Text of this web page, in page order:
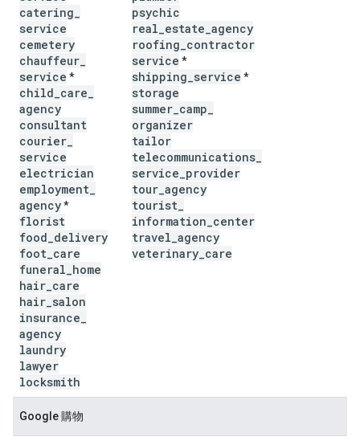
catering
service
cemetery
chauffeur
service *
child care
agency
consultant
courier
service
electrician
employment
agency*
florist
food delivery
foot care
funeral home
hair care
hair salon
insurance
agency
laundry
lawyer
locksmith
psychic
real estate agency
roofing contractor
service *
shipping service *
storage
summer camp
organizer
tailor
telecommunications
service provider
tour agency
tourist
information center
travel agency
veterinary care
Google 購物